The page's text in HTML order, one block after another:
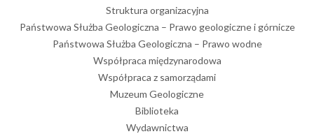
Struktura organizacyjna
Państwowa Służba Geologiczna – Prawo geologiczne i górnicze
Państwowa Służba Geologiczna – Prawo wodne
Współpraca międzynarodowa
Współpraca z samorządami
Muzeum Geologiczne
Biblioteka
Wydawnictwa